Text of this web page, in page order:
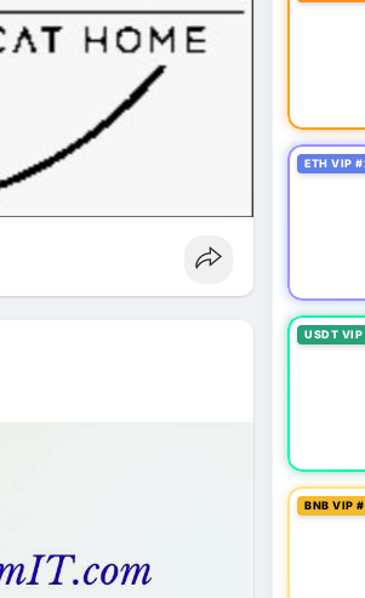
ETH VIP
USDT
BNB VIP